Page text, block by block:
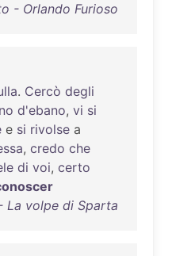
- Orlando Furioso
. Cercò degli
d'ebano, vi si
e si rivolse a
, credo che
di voi, certo
La volpe di Sparta